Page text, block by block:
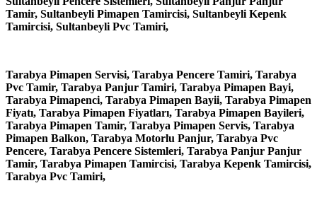
Tamir, Sultanbeyli Pimapen Tamircisi, Sultanbeyli Kepenk
Tamircisi, Sultanbeyli Pvc Tamiri,
Tarabya Pimapen Servisi, Tarabya Pencere Tamiri, Tarabya
Pvc Tamir, Tarabya Panjur Tamiri, Tarabya Pimapen Bayi,
Tarabya Pimapenci, Tarabya Pimapen Bayii, Tarabya Pimapen
Fiyatı, Tarabya Pimapen Fiyatları, Tarabya Pimapen Bayileri,
Tarabya Pimapen Tamir, Tarabya Pimapen Servis, Tarabya
Pimapen Balkon, Tarabya Motorlu Panjur, Tarabya Pvc
Pencere, Tarabya Pencere Sistemleri, Tarabya Panjur Panjur
Tamir, Tarabya Pimapen Tamircisi, Tarabya Kepenk Tamircisi,
Tarabya Pvc Tamiri,